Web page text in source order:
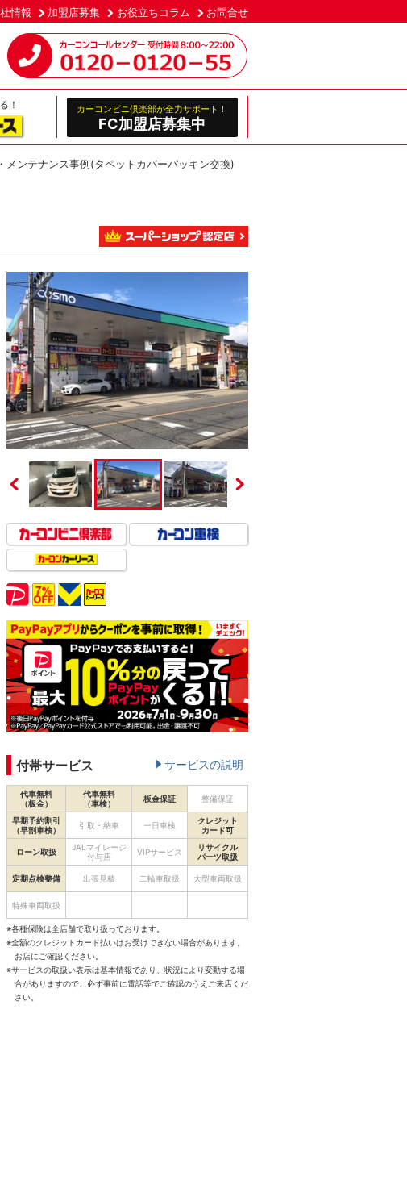
情報 加盟店募集 お役立ちコラム お問合せ
！ カーコンビニ倶楽部が全力サポート！
FC加盟店募集中
ンテナンス事例(タペットカバーパッキン交換)
付帯サービス サービスの説明
代車無料
（板金）
代車無料
（車検）
板金保証 整備保証
早期予約割引
（早割車検）
引取・納車 一日車検
クレジット
カード可
ローン取扱
JALマイレージ
付与店
VIPサービス
リサイクル
パーツ取扱
定期点検整備 出張見積 二輪車取扱 大型車両取扱
特殊車両取扱
※各種保険は全店舗で取り扱っております。
※全額のクレジットカード払いはお受けできない場合があります。
お店にご確認ください。
※サービスの取扱い表示は基本情報であり、状況により変動する場
合がありますので、必ず事前に電話等でご確認のうえご来店くだ
さい。